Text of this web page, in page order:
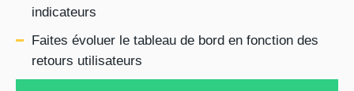
indicateurs
Faites évoluer le tableau de bord en fonction des
retours utilisateurs